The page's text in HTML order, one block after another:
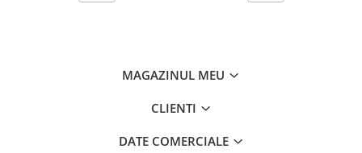
MAGAZINUL MEU
CLIENTI
DATE COMERCIALE